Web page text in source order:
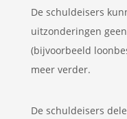
De schuldeisers
uitzonderingen
(bijvoorbeeld
meer verder.
De schuldeisers